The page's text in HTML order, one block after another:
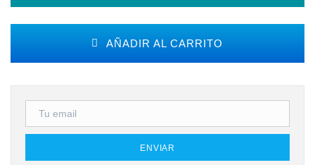
AÑADIR AL CARRITO
ENVIAR